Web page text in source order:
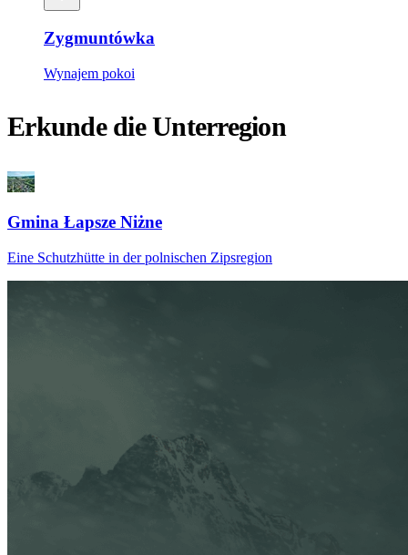
Zygmuntówka
Wynajem pokoi
Erkunde die Unterregion
Gmina Łapsze Niżne
Eine Schutzhütte in der polnischen Zipsregion